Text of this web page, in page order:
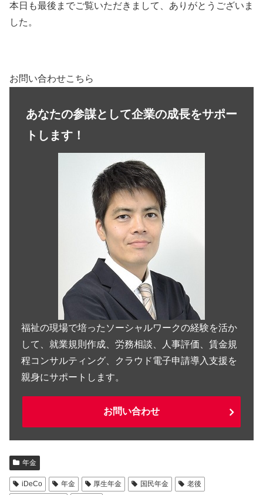
本日も最後までご覧いただきまして、ありがとうございま
した。
お問い合わせこちら
あなたの参謀として企業の成長をサポー
トします！
福祉の現場で培ったソーシャルワークの経験を活か
して、就業規則作成、労務相談、人事評価、賃金規
程コンサルティング、クラウド電子申請導入支援を
親身にサポートします。
お問い合わせ
年金
iDeCo 年金 厚生年金 国民年金 老後